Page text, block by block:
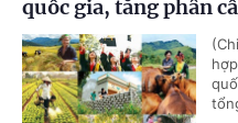
quốc gia, tăng phân